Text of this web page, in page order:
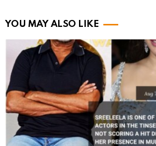
YOU MAY ALSO LIKE